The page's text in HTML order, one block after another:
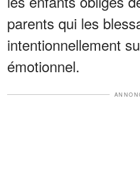
parents qui les
intentionnellement
émotionnel.